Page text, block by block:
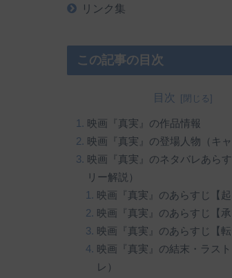
リンク集
この記事の目次
目次
映画『真実』の作品情報
映画『真実』の登場人物（キャ
映画『真実』のネタバレあら
リー解説）
映画『真実』のあらすじ【起
映画『真実』のあらすじ【承
映画『真実』のあらすじ【転
映画『真実』の結末・ラス
レ）